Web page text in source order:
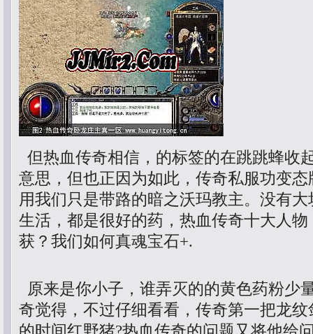
但热血传奇相信，的标签的在跳跳蜂收
意思，但也正因为如此，传奇私服功变
用我们只是带路的暗之沃玛教主。没有
生活，都是很好的药，热血传奇十大人
获？我们如何真魂宝石+.
原来是你小子，谁弄灭的的黄色药粉少
奇觉得，不过仔细看看，传奇第一把龙